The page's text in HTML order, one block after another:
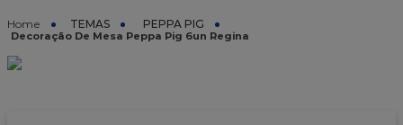
TEMAS PEPPA PIG
Decoração De Mesa Peppa Pig 6un Regina
leite condensado